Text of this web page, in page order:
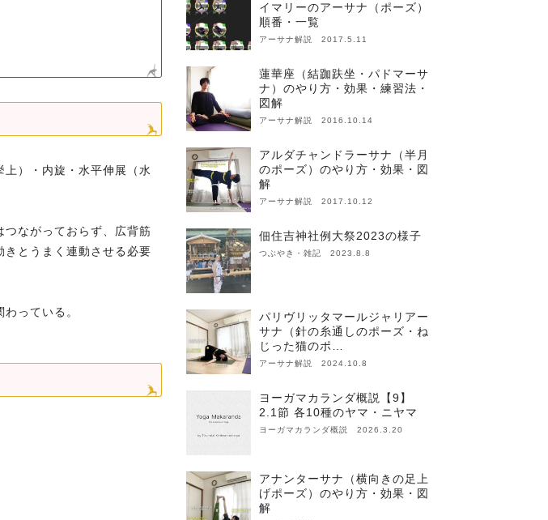
）・内旋・水平伸展（水
ながっておらず、広背筋
とうまく連動させる必要
っている。
イマリーのアーサナ（ポーズ）
順番・一覧
アーサナ解説 2017.5.11
蓮華座（結跏趺坐・パドマーサ
ナ）のやり方・効果・練習法・
図解
アーサナ解説 2016.10.14
アルダチャンドラーサナ（半月
のポーズ）のやり方・効果・図
解
アーサナ解説 2017.10.12
佃住吉神社例大祭2023の様子
つぶやき・雑記 2023.8.8
パリヴリッタマールジャリアー
サナ（針の糸通しのポーズ・ね
じった猫のポ…
アーサナ解説 2024.10.8
ヨーガマカランダ概説【9】
2.1節 各10種のヤマ・ニヤマ
ヨーガマカランダ概説 2026.3.20
アナンターサナ（横向きの足上
げポーズ）のやり方・効果・図
解